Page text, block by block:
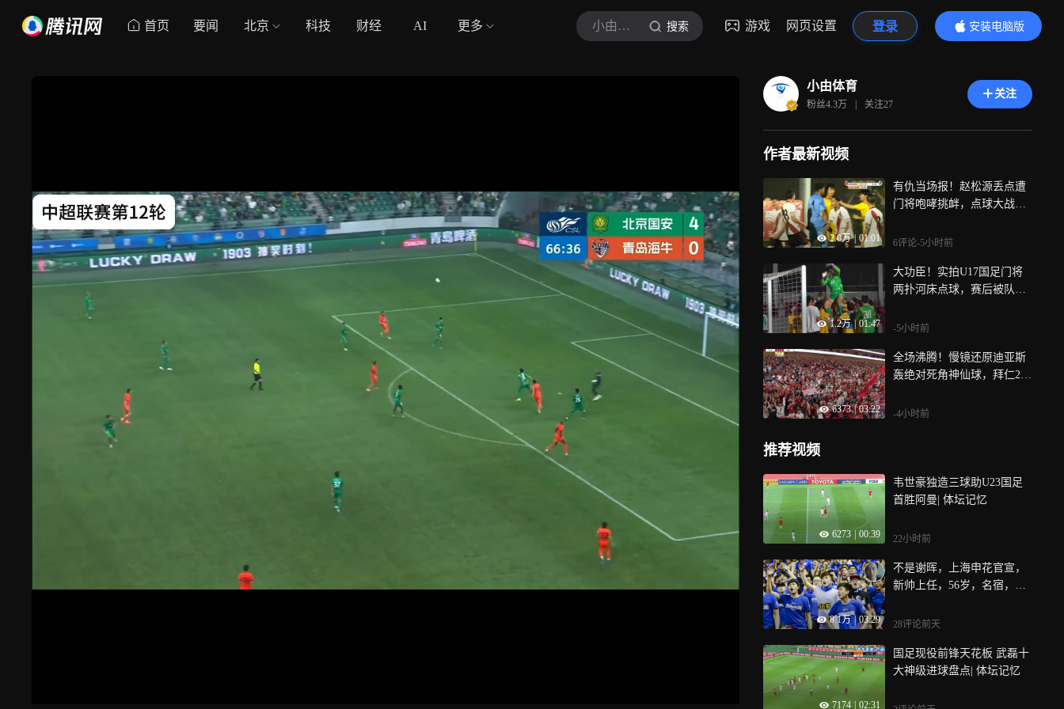
首页 要闻 北京 科技 财经 AI 更多 小由体育 搜索 游戏 网页设置 登录
安装电脑版
内容更精彩
小由体育
粉丝4.3万 | 关注27
关注
作者最新视频
2.0万 01:01
有仇当场报！赵松源丢点遭
门将咆哮挑衅，点球大战命
6评论-5小时前
1.2万 | 01:47
大功臣！实拍U17国足门将
两扑河床点球，赛后被队友
-5小时前
6373 | 03:22
全场沸腾！慢镜还原迪亚斯
轰绝对死角神仙球，拜仁2-1
-4小时前
推荐视频
6273 00:39
韦世豪独造三球助U23国足
首胜阿曼| 体坛记忆
22小时前
8.1万 | 03:29
不是谢晖，上海申花官宣，
新帅上任，56岁，名宿，不
28评论前天
7174 02:31
国足现役前锋天花板 武磊十
大神级进球盘点| 体坛记忆